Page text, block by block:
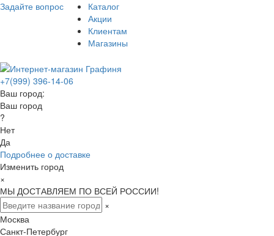
Задайте вопрос
Каталог
Акции
Клиентам
Магазины
+7(999) 396-14-06
Ваш город:
Ваш город
?
Нет
Да
Подробнее о доставке
Изменить город
×
МЫ ДОСТАВЛЯЕМ ПО ВСЕЙ РОССИИ!
×
Москва
Санкт-Петербург